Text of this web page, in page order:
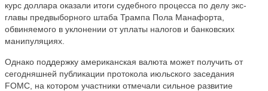
курс доллара оказали итоги судебного процесса по делу экс-
главы предвыборного штаба Трампа Пола Манафорта,
обвиняемого в уклонении от уплаты налогов и банковских
манипуляциях.
Однако поддержку американская валюта может получить от
сегодняшней публикации протокола июльского заседания
FOMC, на котором участники отмечали сильное развитие